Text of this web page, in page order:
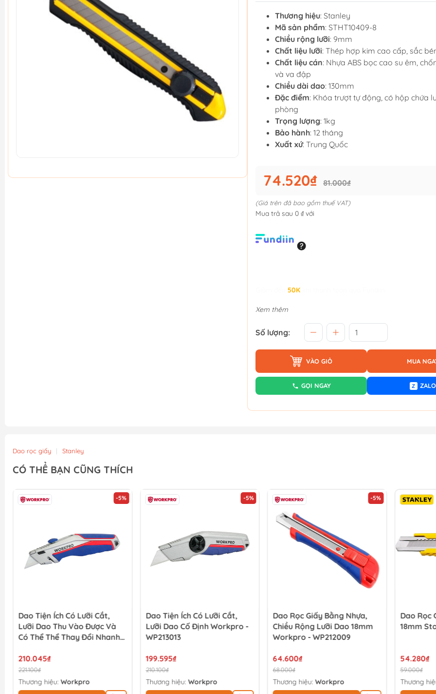
Thương hiệu: Stanley
Mã sản phẩm: STHT10409-8
Chiều rộng lưỡi: 9mm
Chất liệu lưỡi: Thép hợp kim cao cấp, sắc
Chất liệu cán: Nhựa ABS bọc cao su êm,
và va đập
Chiều dài dao: 130mm
Đặc điểm: Khóa trượt tự động, có hộp chứa
phòng
Trọng lượng: 1kg
Bảo hành: 12 tháng
Xuất xứ: Trung Quốc
74.520₫ 81.000₫
(Giá trên đã bao gồm thuế VAT)
Mua trả sau 0 ₫ với
50K
Xem thêm
Số lượng:
VÀO GIỎ MUA
GỌI NGAY Z ZALO
Dao rọc giấy | Stanley
CÓ THỂ BẠN CŨNG THÍCH
-5%
Dao Tiện Ích Có Lưỡi Cắt,
Lưỡi Dao Thu Vào Được Và
Có Thể Thể Thay Đổi Nhanh
210.045₫
221.100₫
Thương hiệu:Workpro
-5%
Dao Tiện Ích Có Lưỡi Cắt,
Lưỡi Dao Cố Định Workpro -
WP213013
199.595₫
210.100₫
Thương hiệu:Workpro
-5%
Dao Rọc Giấy Bằng Nhựa,
Chiều Rộng Lưỡi Dao 18mm
Workpro - WP212009
64.600₫
68.000₫
Thương hiệu:Workpro
Dao Rọc
18mm
54.280₫
59.000₫
Thương